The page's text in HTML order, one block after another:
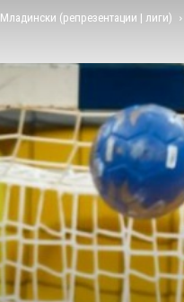
Младински (репрезентации | лиги)